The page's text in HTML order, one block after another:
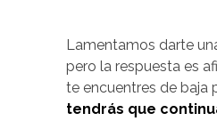
Lamentamos darte
pero la respuesta es
te encuentres de baja
tendrás que